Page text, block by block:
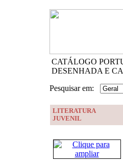
CATÁLOGO
DESENHADA E
Pesquisar em:
LITERATURA
JUVENIL